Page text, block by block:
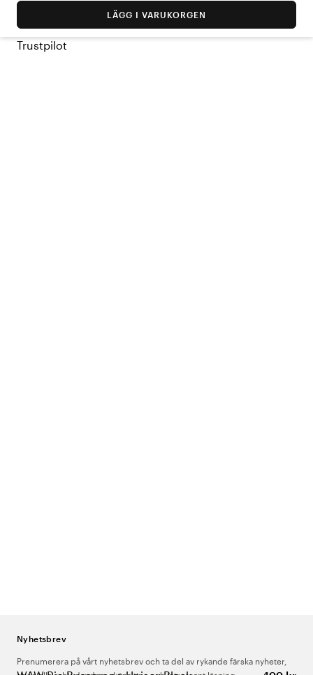
LÄGG I VARUKORGEN
Trustpilot
Nyhetsbrev
Prenumerera på vårt nyhetsbrev och ta del av rykande färska nyheter,